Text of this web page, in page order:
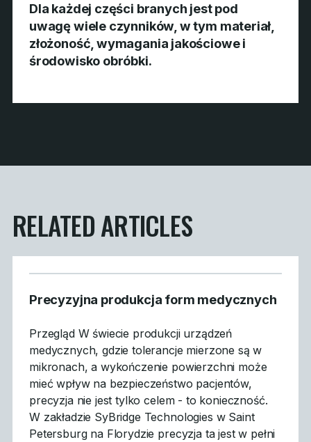
Dla każdej części branych jest pod
uwagę wiele czynników, w tym materiał,
złożoność, wymagania jakościowe i
środowisko obróbki.
RELATED ARTICLES
Precyzyjna produkcja form medycznych
Przegląd W świecie produkcji urządzeń
medycznych, gdzie tolerancje mierzone są w
mikronach, a wykończenie powierzchni może
mieć wpływ na bezpieczeństwo pacjentów,
precyzja nie jest tylko celem - to konieczność.
W zakładzie SyBridge Technologies w Saint
Petersburg na Florydzie precyzja ta jest w pełni